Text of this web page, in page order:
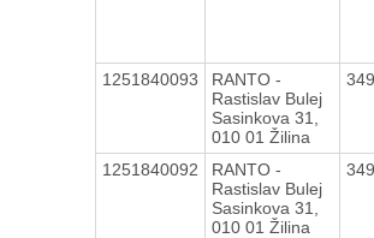
1251840093
RANTO -
Rastislav Bulej
Sasinkova 31,
010 01 Žilina
1251840092
RANTO -
Rastislav Bulej
Sasinkova 31,
010 01 Žilina